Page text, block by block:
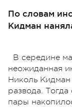
По словам
Кидман
В середине
неожиданная
Николь Кидман
развода.
пары